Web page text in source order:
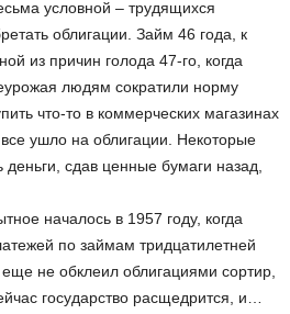
условной – трудящихся
облигации. Займ 46 года, к
из причин голода 47-го, когда
людям сократили норму
что-то в коммерческих магазинах
ушло на облигации. Некоторые
деньги, сдав ценные бумаги назад,
началось в 1957 году, когда
по займам тридцатилетней
еще не обклеил облигациями сортир,
государство расщедрится, и…